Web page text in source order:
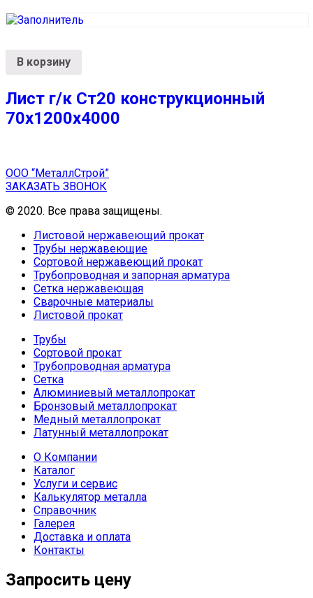
В корзину
Лист г/к Ст20 конструкционный
70х1200х4000
ООО “МеталлСтрой”
ЗАКАЗАТЬ ЗВОНОК
© 2020. Все права защищены.
Листовой нержавеющий прокат
Трубы нержавеющие
Сортовой нержавеющий прокат
Трубопроводная и запорная арматура
Сетка нержавеющая
Сварочные материалы
Листовой прокат
Трубы
Сортовой прокат
Трубопроводная арматура
Сетка
Алюминиевый металлопрокат
Бронзовый металлопрокат
Медный металлопрокат
Латунный металлопрокат
О Компании
Каталог
Услуги и сервис
Калькулятор металла
Справочник
Галерея
Доставка и оплата
Контакты
Запросить цену